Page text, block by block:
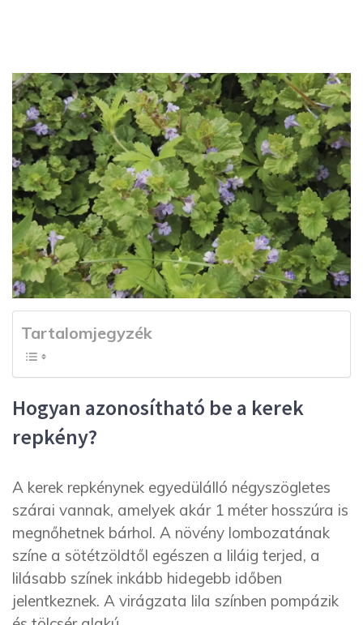
Tartalomjegyzék
Hogyan azonosítható be a kerek
repkény?
A kerek repkénynek egyedülálló négyszögletes
szárai vannak, amelyek akár 1 méter hosszúra is
megnőhetnek bárhol. A növény lombozatának
színe a sötétzöldtől egészen a liláig terjed, a
lilásabb színek inkább hidegebb időben
jelentkeznek. A virágzata lila színben pompázik